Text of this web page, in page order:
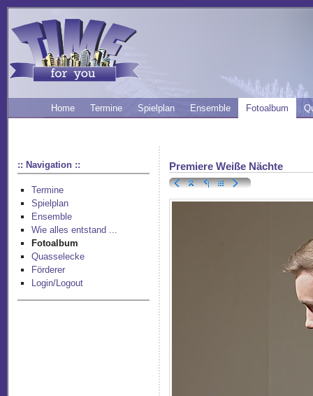
Home Termine Spielplan Ensemble Fotoalbum
:: Navigation ::
Termine
Spielplan
Ensemble
Wie alles entstand ...
Fotoalbum
Quasselecke
Förderer
Login/Logout
Premiere Weiße Nächte